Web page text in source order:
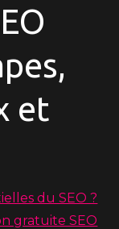
et
du SEO ?
gratuite SEO